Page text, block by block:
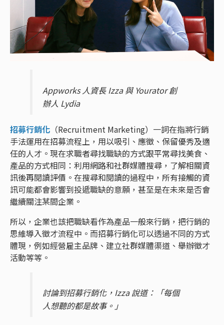
Appworks 人資長 Izza 與 Yourator 創
辦人 Lydia
招募行銷化 （Recruitment Marketing）一詞在指將行銷
手法運用在招募流程上，用以吸引、應徵、保留優秀及適
任的人才。現在求職者尋找職缺的方式跟平常尋找美食、
產品的方式相同：利用網路和社群媒體搜尋，了解相關資
訊後再閱讀評價。在搜尋和閱讀的過程中，所有接觸的資
訊可能都會影響到投遞職缺的意願，甚至是在未來是否會
繼續關注某間企業。
所以，企業也該把職缺看作為產品一般來行銷，把行銷的
思維導入徵才流程中。而招募行銷化可以透過不同的方式
體現，例如經營雇主品牌、建立社群媒體渠道、舉辦徵才
活動等等。
討論到招募行銷化，Izza 說道：「每個
人想聽的都是故事。」